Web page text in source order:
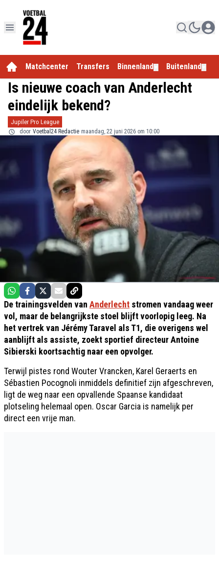
Matchcenter Transfers Binnenland Buitenland
Is nieuwe coach van Anderlecht
eindelijk bekend?
Jupiler Pro League
door Voetbal24 Redactie maandag, 22 juni 2026 om 10:00
De trainingsvelden van Anderlecht stromen vandaag weer
vol, maar de belangrijkste stoel blijft voorlopig leeg. Na
het vertrek van Jérémy Taravel als T1, die overigens wel
aanblijft als assiste, zoekt sportief directeur Antoine
Sibierski koortsachtig naar een opvolger.
Terwijl pistes rond Wouter Vrancken, Karel Geraerts en
Sébastien Pocognoli inmiddels definitief zijn afgeschreven,
ligt de weg naar een opvallende Spaanse kandidaat
plotseling helemaal open. Oscar Garcia is namelijk per
direct een vrije man.